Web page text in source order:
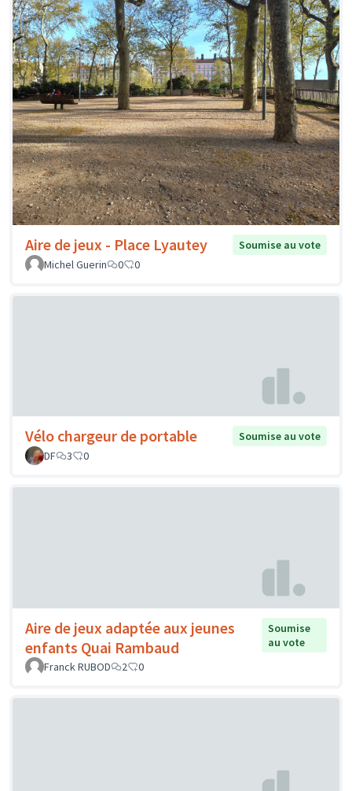
Aire de jeux - Place Lyautey
Soumise au vote
Michel Guerin
0 0
Vélo chargeur de portable
Soumise au vote
DF
3 0
Aire de jeux adaptée aux jeunes
enfants Quai Rambaud
Soumise
au vote
Franck RUBOD
2 0